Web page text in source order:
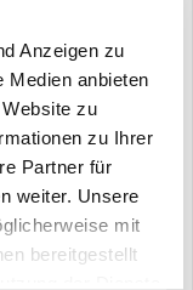
Anzeigen zu
Medien anbieten
zu
zu Ihrer
Partner für
weiter. Unsere
mit
bereitgestellt
Transportlösungen
Sasko Cuklev,
„Durch den
festem
wie sich das
und wie man sie